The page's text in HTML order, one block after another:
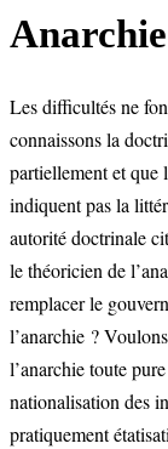
Les difficultés ne
connaissons la
partiellement et que
indiquent pas la
autorité doctrinale
le théoricien de
remplacer le
l’anarchie ?
l’anarchie toute
nationalisation des
pratiquement